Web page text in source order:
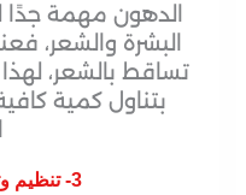
الدهون مهمة
البشرة والشعر،
تساقط بالشعر،
بتناول كمية
3- تنظيم وتكوين الهرمونات